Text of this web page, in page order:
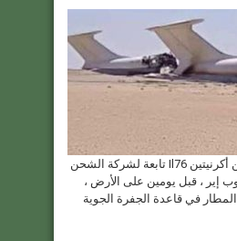
تم تدمير طائرتي شحن أكرنيتين Il76 تابعة لشركة الشحن
إير ، قبل يومين على الأرض ،
في قاعدة الجفرة الجوية